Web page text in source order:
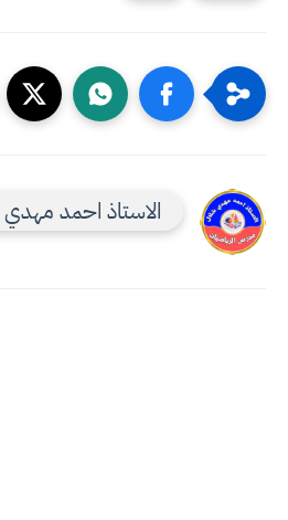
الاستاذ احمد مهدي ٢